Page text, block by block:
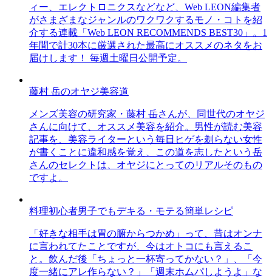
ィー、エレクトロニクスなどなど、Web LEON編集者
がさまざまなジャンルのワクワクするモノ・コトを紹
介する連載「Web LEON RECOMMENDS BEST30」。1
年間で計30本に厳選された最高にオススメのネタをお
届けします！ 毎週土曜日公開予定。
藤村 岳のオヤジ美容道
メンズ美容の研究家・藤村 岳さんが、同世代のオヤジ
さんに向けて、オススメ美容を紹介。男性が読む美容
記事を、美容ライターという毎日ヒゲを剃らない女性
が書くことに違和感を覚え、この道を志したという岳
さんのセレクトは、オヤジにとってのリアルそのもの
ですよ。
料理初心者男子でもデキる・モテる簡単レシピ
「好きな相手は胃の腑からつかめ」って、昔はオンナ
に言われてたことですが、今はオトコにも言えるこ
と。飲んだ後「ちょっと一杯寄ってかない？」、「今
度一緒にアレ作らない？」「週末ホムパしようよ」な